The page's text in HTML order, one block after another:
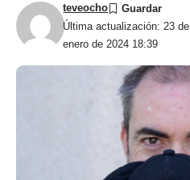
Última actualización: 23 de
enero de 2024 18:39
teveocho